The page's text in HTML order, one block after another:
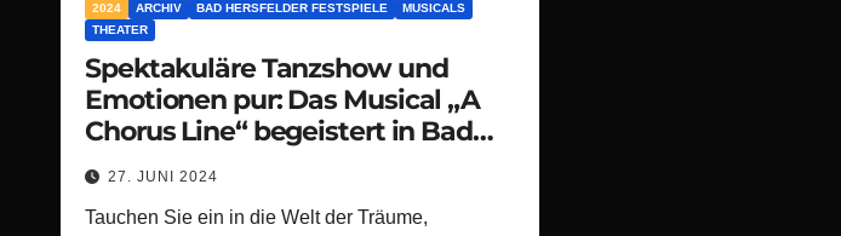
2024 ARCHIV BAD HERSFELDER FESTSPIELE
MUSICALS
THEATER
Spektakuläre Tanzshow und
Emotionen pur: Das Musical „A
Chorus Line“ begeistert in Bad
Hersfeld!
27. JUNI 2024
Tauchen Sie ein in die Welt der Träume,